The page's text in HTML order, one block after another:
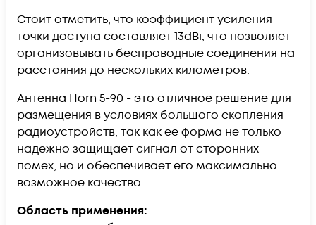
Стоит отметить, что коэффициент усиления
точки доступа составляет 13dBi, что позволяет
организовывать беспроводные соединения на
расстояния до нескольких километров.
Антенна Horn 5-90 - это отличное решение для
размещения в условиях большого скопления
радиоустройств, так как ее форма не только
надежно защищает сигнал от сторонних
помех, но и обеспечивает его максимально
возможное качество.
Область применения: